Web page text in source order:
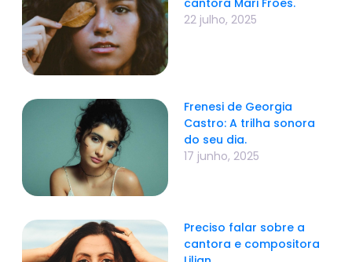
cantora Mari Froes.
22 julho, 2025
Frenesi de Georgia
Castro: A trilha sonora
do seu dia.
17 junho, 2025
Preciso falar sobre a
cantora e compositora